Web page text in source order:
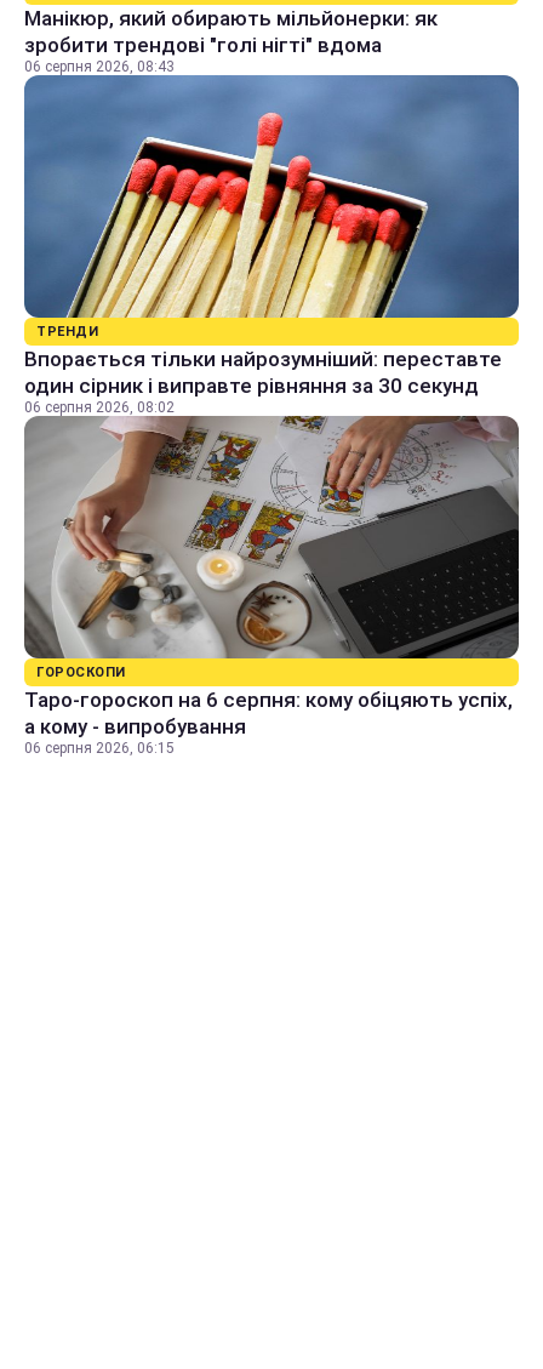
Манікюр, який обирають мільйонерки: як
зробити трендові "голі нігті" вдома
06 серпня 2026, 08:43
ТРЕНДИ
Впорається тільки найрозумніший: переставте
один сірник і виправте рівняння за 30 секунд
06 серпня 2026, 08:02
ГОРОСКОПИ
Таро-гороскоп на 6 серпня: кому обіцяють успіх,
а кому - випробування
06 серпня 2026, 06:15